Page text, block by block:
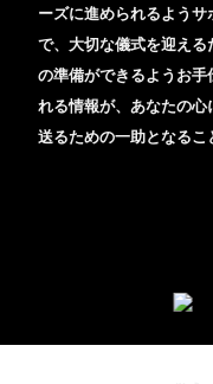
ーズに進められるようサ
で、大切な儀式を迎え
の準備ができるようお手
れる情報が、あなたの
送るための一助となるこ